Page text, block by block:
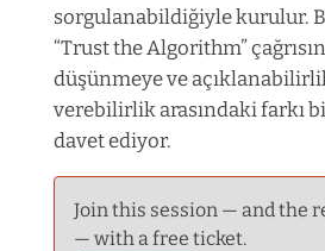
sorgulanabildiğiyle kurulur.
“Trust the Algorithm”
düşünmeye ve
verebilirlik arasındaki farkı
davet ediyor.
Join this session — and the
— with a free ticket.